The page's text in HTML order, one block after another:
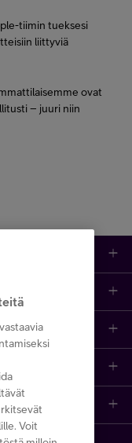
tiimin tueksesi
liittyviä
ovat
– juuri niin
Voit